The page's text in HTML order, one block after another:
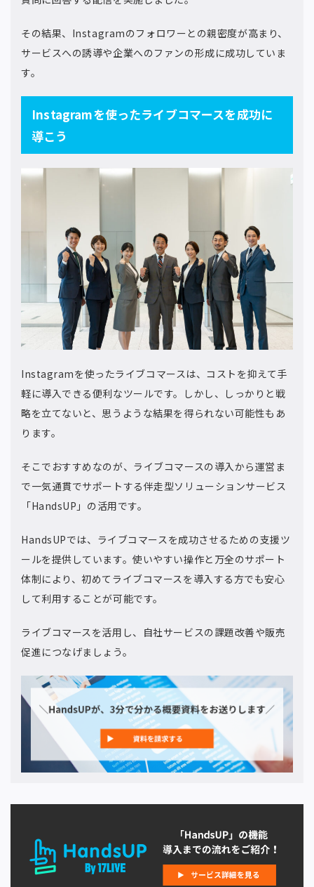
その結果、Instagramのフォロワーとの親密度が高まり、
サービスへの誘導や企業へのファンの形成に成功していま
す。
Instagramを使ったライブコマースを成功に
導こう
Instagramを使ったライブコマースは、コストを抑えて手
軽に導入できる便利なツールです。しかし、しっかりと戦
略を立てないと、思うような結果を得られない可能性もあ
ります。
そこでおすすめなのが、ライブコマースの導入から運営ま
で一気通貫でサポートする伴走型ソリューションサービス
「HandsUP」の活用です。
HandsUPでは、ライブコマースを成功させるための支援ツ
ールを提供しています。使いやすい操作と万全のサポート
体制により、初めてライブコマースを導入する方でも安心
して利用することが可能です。
ライブコマースを活用し、自社サービスの課題改善や販売
促進につなげましょう。